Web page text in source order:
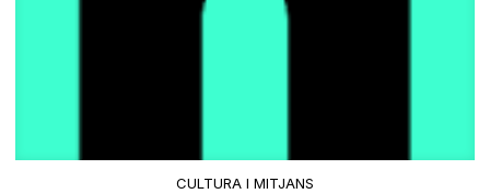
CULTURA I MITJANS